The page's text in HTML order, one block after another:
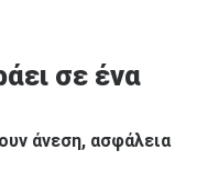
σε ένα
άνεση, ασφάλεια